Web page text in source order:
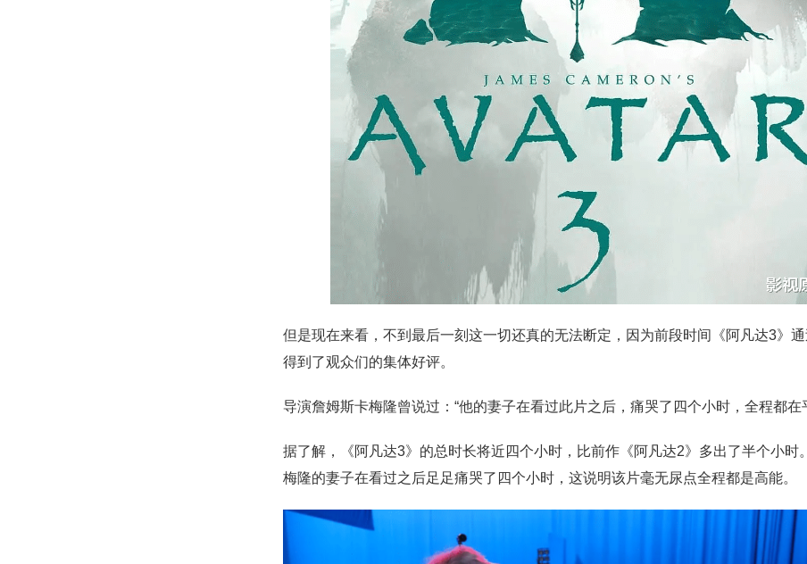
但是现在来看，不到最后一刻这一切还真的无法断定，因为前段时间《阿凡达3》
得到了观众们的集体好评。
导演詹姆斯卡梅隆曾说过：“他的妻子在看过此片之后，痛哭了四个小时，全程都在
据了解，《阿凡达3》的总时长将近四个小时，比前作《阿凡达2》多出了半个小时
梅隆的妻子在看过之后足足痛哭了四个小时，这说明该片毫无尿点全程都是高能。